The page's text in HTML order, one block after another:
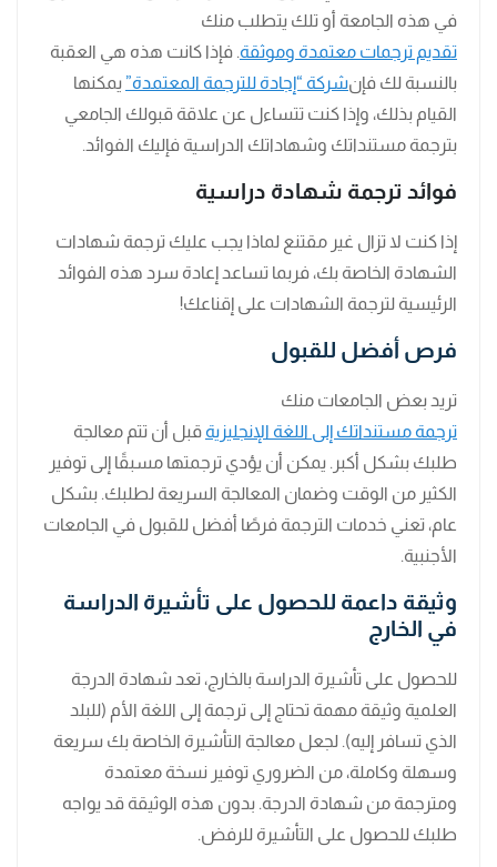
في هذه الجامعة أو تلك يتطلب منك
تقديم ترجمات معتمدة وموثقة. فإذا كانت هذه هي العقبة
بالنسبة لك فإنشركة “إجادة للترجمة المعتمدة” يمكنها
القيام بذلك، وإذا كنت تتساءل عن علاقة قبولك الجامعي
بترجمة مستنداتك وشهاداتك الدراسية فإليك الفوائد.
فوائد ترجمة شهادة دراسية
إذا كنت لا تزال غير مقتنع لماذا يجب عليك ترجمة شهادات
الشهادة الخاصة بك، فربما تساعد إعادة سرد هذه الفوائد
الرئيسية لترجمة الشهادات على إقناعك!
فرص أفضل للقبول
تريد بعض الجامعات منك
ترجمة مستنداتك إلى اللغة الإنجليزية قبل أن تتم معالجة
طلبك بشكل أكبر. يمكن أن يؤدي ترجمتها مسبقًا إلى توفير
الكثير من الوقت وضمان المعالجة السريعة لطلبك. بشكل
عام، تعني خدمات الترجمة فرصًا أفضل للقبول في الجامعات
الأجنبية.
وثيقة داعمة للحصول على تأشيرة الدراسة
في الخارج
للحصول على تأشيرة الدراسة بالخارج، تعد شهادة الدرجة
العلمية وثيقة مهمة تحتاج إلى ترجمة إلى اللغة الأم (للبلد
الذي تسافر إليه). لجعل معالجة التأشيرة الخاصة بك سريعة
وسهلة وكاملة، من الضروري توفير نسخة معتمدة
ومترجمة من شهادة الدرجة. بدون هذه الوثيقة قد يواجه
طلبك للحصول على التأشيرة للرفض.